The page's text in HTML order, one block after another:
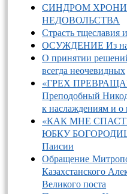
СИНДРОМ
НЕДОВОЛЬСТВА
Страсть тщеславия
ОСУЖДЕНИЕ Из
О принятии
всегда неочевидных
«ГРЕХ
Преподобный
к наслаждениям и о
«КАК МНЕ
ЮБКУ
Паисии
Обращение
Казахстанского
Великого поста